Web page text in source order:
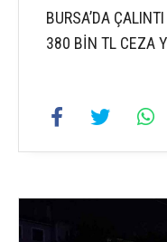
BURSA’DA
380 BİN TL CEZA